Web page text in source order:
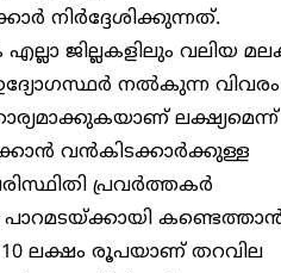
നിർദ്ദേശിക്കുന്നത്.
ജില്ലകളിലും വലിയ
നൽകുന്ന
ലക്ഷ്യമെന്ന്
വൻകിടക്കാർക്കുള്ള
പ്രവർത്തകർ
10 ലക്ഷം രൂപയാണ് തറവില